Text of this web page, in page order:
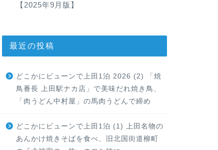
【2025年9月版】
最近の投稿
どこかにビューンで上田1泊 2026 (2) 「焼
鳥番長 上田駅ナカ店」で美味だれ焼き鳥、
「肉うどん中村屋」の馬肉うどんで締め
どこかにビューンで上田1泊 (1) 上田名物の
あんかけ焼きそばを食べ、旧北国街道柳町